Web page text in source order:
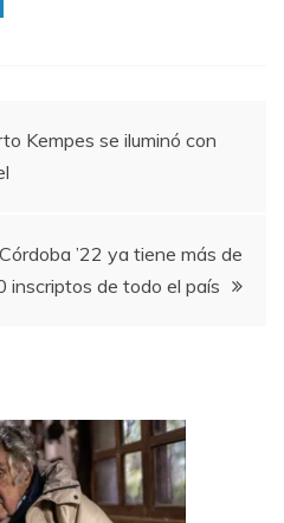
Kempes se iluminó con
’22 ya tiene más de
inscriptos de todo el país